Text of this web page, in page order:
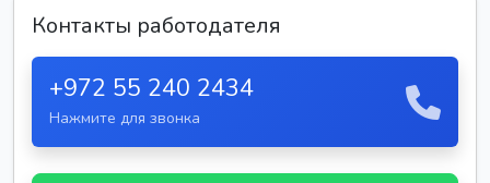
Контакты работодателя
+972 55 240 2434
Нажмите для звонка